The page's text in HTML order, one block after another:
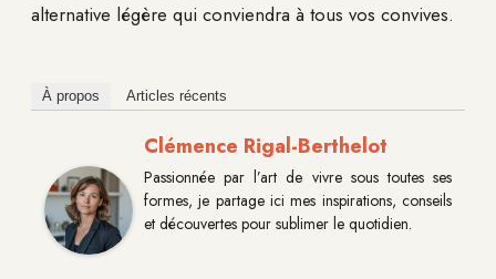
alternative légère qui conviendra à tous vos convives.
À propos Articles récents
Clémence Rigal-Berthelot
Passionnée par l’art de vivre sous toutes ses
formes, je partage ici mes inspirations, conseils
et découvertes pour sublimer le quotidien.